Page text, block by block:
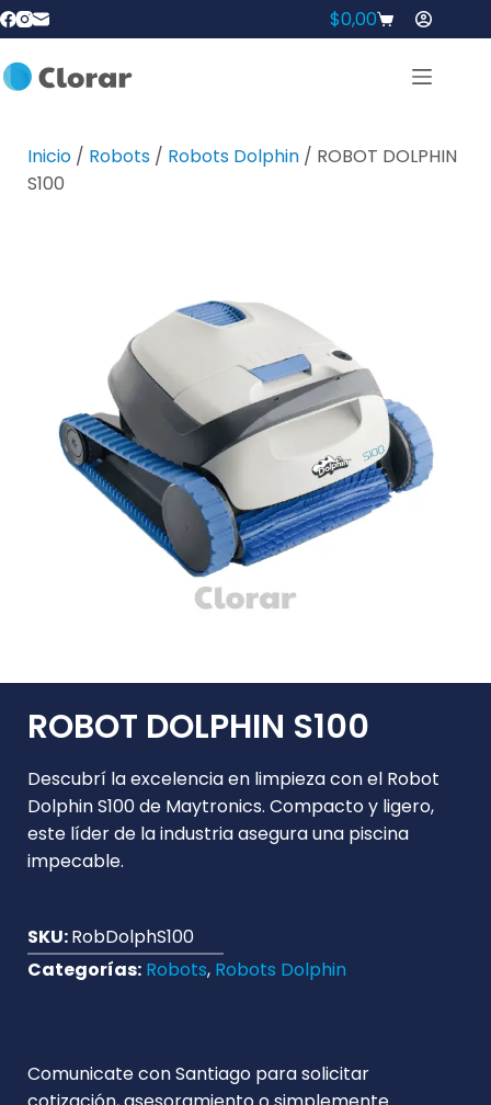
$0,00
Inicio / Robots / Robots Dolphin / ROBOT DOLPHIN
S100
ROBOT DOLPHIN S100
Descubrí la excelencia en limpieza con el Robot
Dolphin S100 de Maytronics. Compacto y ligero,
este líder de la industria asegura una piscina
impecable.
SKU:RobDolphS100
Categorías: Robots, Robots Dolphin
Comunicate con Santiago para solicitar